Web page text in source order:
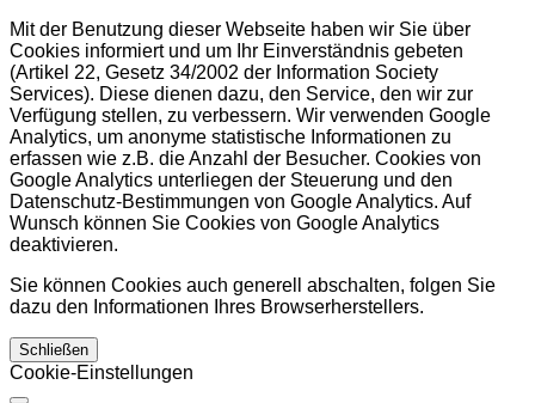
Mit der Benutzung dieser Webseite haben wir Sie über
Cookies informiert und um Ihr Einverständnis gebeten
(Artikel 22, Gesetz 34/2002 der Information Society
Services). Diese dienen dazu, den Service, den wir zur
Verfügung stellen, zu verbessern. Wir verwenden Google
Analytics, um anonyme statistische Informationen zu
erfassen wie z.B. die Anzahl der Besucher. Cookies von
Google Analytics unterliegen der Steuerung und den
Datenschutz-Bestimmungen von Google Analytics. Auf
Wunsch können Sie Cookies von Google Analytics
deaktivieren.
Sie können Cookies auch generell abschalten, folgen Sie
dazu den Informationen Ihres Browserherstellers.
Schließen
Cookie-Einstellungen